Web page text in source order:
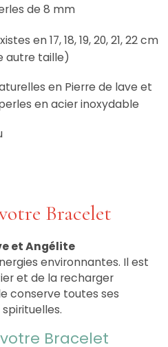
de 8 mm
en 17, 18, 19, 20, 21, 22 cm
autre taille)
en Pierre de lave et
en acier inoxydable
Bracelet
et Angélite
environnantes. Il est
et de la recharger
conserve toutes ses
Bracelet